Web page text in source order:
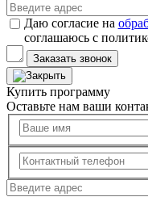
Даю согласие на
соглашаюсь с
Заказать звонок
Купить программу
Оставьте нам ваши